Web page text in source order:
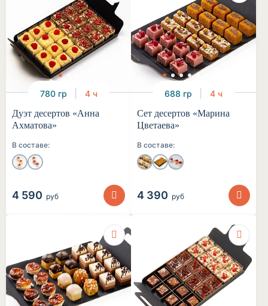
780 гр
4 ч
Дуэт десертов «Анна
Ахматова»
В составе:
4 590 руб
688 гр
4 ч
Сет десертов «Марина
Цветаева»
В составе:
4 390 руб